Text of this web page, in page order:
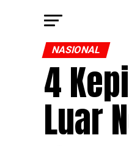
NASIONAL
4
Luar